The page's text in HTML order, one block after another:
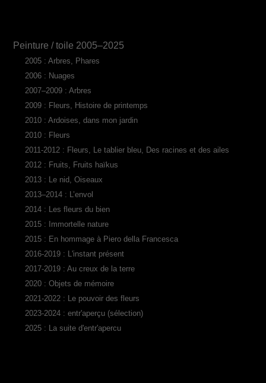
Peinture / toile 2005–2025
2005 : Arbres, Phares
2006 : Nuages
2007–2009 : Arbres
2009 : Fleurs, Histoire de printemps
2010 : Ardoises, dans mon jardin
2010 : Fleurs
2011-2012 : Fleurs, Le tablier bleu, Des racines et des ailes
2012 : Fruits, Fruits haïkus
2013 : Le nid, Oiseaux
2013–2014 : L’envol
2014 : Les fleurs du bien
2015 : Immortelle nature
2015 : En hommage à Piero della Francesca
2016-2019 : L'instant présent
2017-2019 : Au creux de la terre
2020 : Objets de mémoire
2021-2022 : Le pouvoir des fleurs
2023-2024 : entr'aperçu (sélection)
2025 : La suite d'entr'apercu